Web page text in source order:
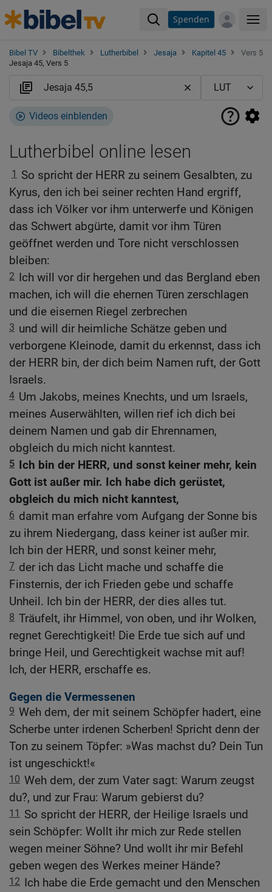
Spenden
Bibel TV Bibelthek Lutherbibel Jesaja Kapitel 45
Vers 5
Jesaja 45, Vers 5
Videos einblenden
Lutherbibel online lesen
1 So spricht der HERR zu seinem Gesalbten, zu
Kyrus, den ich bei seiner rechten Hand ergriff,
dass ich Völker vor ihm unterwerfe und Königen
das Schwert abgürte, damit vor ihm Türen
geöffnet werden und Tore nicht verschlossen
bleiben:
2 Ich will vor dir hergehen und das Bergland eben
machen, ich will die ehernen Türen zerschlagen
und die eisernen Riegel zerbrechen
3 und will dir heimliche Schätze geben und
verborgene Kleinode, damit du erkennst, dass ich
der HERR bin, der dich beim Namen ruft, der Gott
Israels.
4 Um Jakobs, meines Knechts, und um Israels,
meines Auserwählten, willen rief ich dich bei
deinem Namen und gab dir Ehrennamen,
obgleich du mich nicht kanntest.
5 Ich bin der HERR, und sonst keiner mehr, kein
Gott ist außer mir. Ich habe dich gerüstet,
obgleich du mich nicht kanntest,
6 damit man erfahre vom Aufgang der Sonne bis
zu ihrem Niedergang, dass keiner ist außer mir.
Ich bin der HERR, und sonst keiner mehr,
7 der ich das Licht mache und schaffe die
Finsternis, der ich Frieden gebe und schaffe
Unheil. Ich bin der HERR, der dies alles tut.
8 Träufelt, ihr Himmel, von oben, und ihr Wolken,
regnet Gerechtigkeit! Die Erde tue sich auf und
bringe Heil, und Gerechtigkeit wachse mit auf!
Ich, der HERR, erschaffe es.
Gegen die Vermessenen
9 Weh dem, der mit seinem Schöpfer hadert, eine
Scherbe unter irdenen Scherben! Spricht denn der
Ton zu seinem Töpfer: »Was machst du? Dein Tun
ist ungeschickt!«
10 Weh dem, der zum Vater sagt: Warum zeugst
du?, und zur Frau: Warum gebierst du?
11
So spricht der HERR, der Heilige Israels und
sein Schöpfer: Wollt ihr mich zur Rede stellen
wegen meiner Söhne? Und wollt ihr mir Befehl
geben wegen des Werkes meiner Hände?
12 Ich habe die Erde gemacht und den Menschen